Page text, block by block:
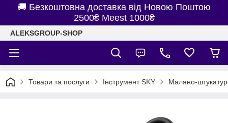
🚚 Безкоштовна доставка від Новою Поштою
2500₴ Meest 1000₴
ALEKSGROUP-SHOP
Товари та послуги Інструмент SKY Маляно-